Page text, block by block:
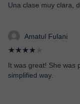
Una clase muy clara,
Amatul Fulani
★★★★
It was great! She was
simplified way.